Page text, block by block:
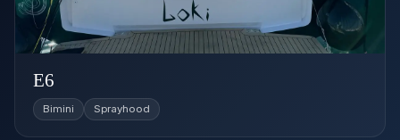
E6
Bimini Sprayhood